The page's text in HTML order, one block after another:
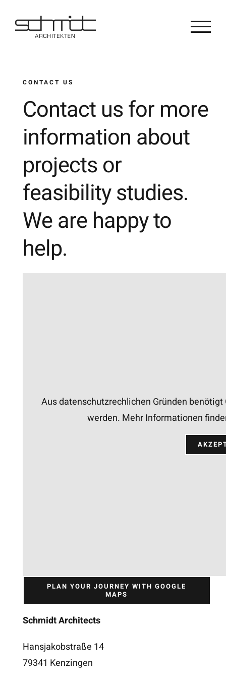
Inhalt
CONTACT US
Contact us for more
information about
projects or
feasibility studies.
We are happy to
help.
Aus datenschutzrechlichen Gründen
werden. Mehr Informationen
PLAN YOUR JOURNEY WITH GOOGLE
MAPS
Schmidt Architects
Hansjakobstraße 14
79341 Kenzingen